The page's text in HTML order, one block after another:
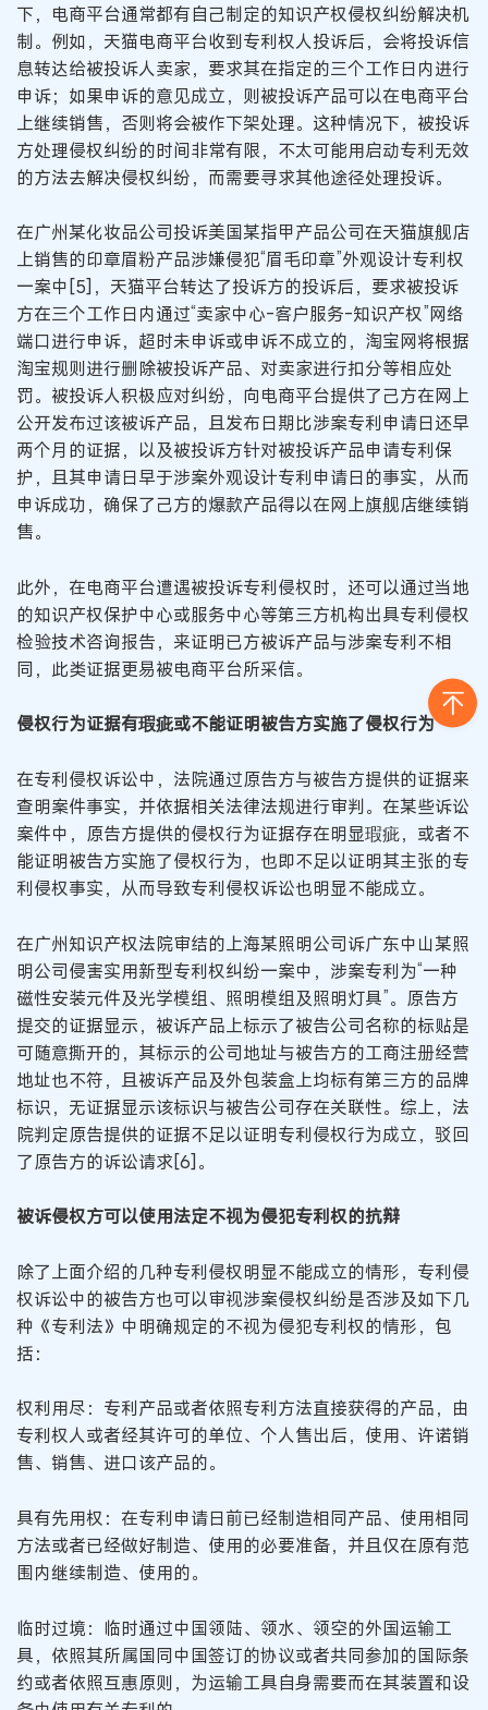
下，电商平台通常都有自己制定的知识产权侵权纠纷解决机
制。例如，天猫电商平台收到专利权人投诉后，会将投诉信
息转达给被投诉人卖家，要求其在指定的三个工作日内进行
申诉；如果申诉的意见成立，则被投诉产品可以在电商平台
上继续销售，否则将会被作下架处理。这种情况下，被投诉
方处理侵权纠纷的时间非常有限，不太可能用启动专利无效
的方法去解决侵权纠纷，而需要寻求其他途径处理投诉。
在广州某化妆品公司投诉美国某指甲产品公司在天猫旗舰店
上销售的印章眉粉产品涉嫌侵犯“眉毛印章”外观设计专利权
一案中[5]，天猫平台转达了投诉方的投诉后，要求被投诉
方在三个工作日内通过“卖家中心-客户服务-知识产权”网络
端口进行申诉，超时未申诉或申诉不成立的，淘宝网将根据
淘宝规则进行删除被投诉产品、对卖家进行扣分等相应处
罚。被投诉人积极应对纠纷，向电商平台提供了己方在网上
公开发布过该被诉产品，且发布日期比涉案专利申请日还早
两个月的证据，以及被投诉方针对被投诉产品申请专利保
护，且其申请日早于涉案外观设计专利申请日的事实，从而
申诉成功，确保了己方的爆款产品得以在网上旗舰店继续销
售。
此外，在电商平台遭遇被投诉专利侵权时，还可以通过当地
的知识产权保护中心或服务中心等第三方机构出具专利侵权
检验技术咨询报告，来证明已方被诉产品与涉案专利不相
同，此类证据更易被电商平台所采信。
侵权行为证据有瑕疵或不能证明被告方实施了侵权行为
在专利侵权诉讼中，法院通过原告方与被告方提供的证据来
查明案件事实，并依据相关法律法规进行审判。在某些诉讼
案件中，原告方提供的侵权行为证据存在明显瑕疵，或者不
能证明被告方实施了侵权行为，也即不足以证明其主张的专
利侵权事实，从而导致专利侵权诉讼也明显不能成立。
在广州知识产权法院审结的上海某照明公司诉广东中山某照
明公司侵害实用新型专利权纠纷一案中，涉案专利为“一种
磁性安装元件及光学模组、照明模组及照明灯具”。原告方
提交的证据显示，被诉产品上标示了被告公司名称的标贴是
可随意撕开的，其标示的公司地址与被告方的工商注册经营
地址也不符，且被诉产品及外包装盒上均标有第三方的品牌
标识，无证据显示该标识与被告公司存在关联性。综上，法
院判定原告提供的证据不足以证明专利侵权行为成立，驳回
了原告方的诉讼请求[6]。
被诉侵权方可以使用法定不视为侵犯专利权的抗辩
除了上面介绍的几种专利侵权明显不能成立的情形，专利侵
权诉讼中的被告方也可以审视涉案侵权纠纷是否涉及如下几
种《专利法》中明确规定的不视为侵犯专利权的情形，包
括：
权利用尽：专利产品或者依照专利方法直接获得的产品，由
专利权人或者经其许可的单位、个人售出后，使用、许诺销
售、销售、进口该产品的。
具有先用权：在专利申请日前已经制造相同产品、使用相同
方法或者已经做好制造、使用的必要准备，并且仅在原有范
围内继续制造、使用的。
临时过境：临时通过中国领陆、领水、领空的外国运输工
具，依照其所属国同中国签订的协议或者共同参加的国际条
约或者依照互惠原则，为运输工具自身需要而在其装置和设